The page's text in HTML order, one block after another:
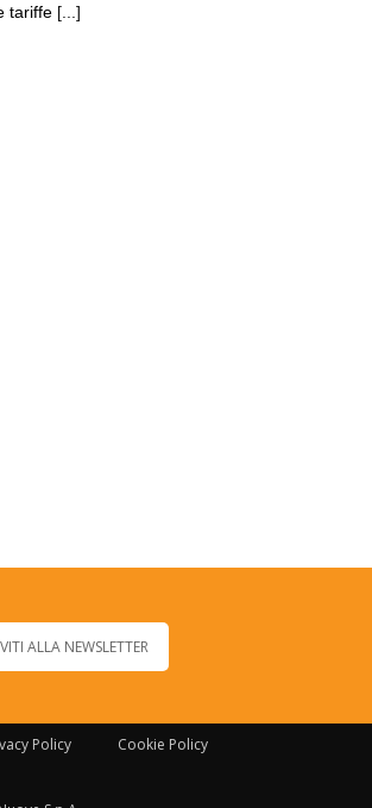
tariffe [...]
ALLA NEWSLETTER
Policy Cookie Policy